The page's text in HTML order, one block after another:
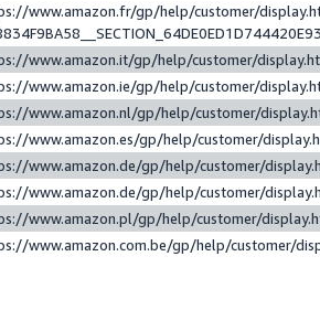
www.amazon.fr/gp/help/customer/
www.amazon.it/gp/help/customer/
www.amazon.ie/gp/help/customer/
www.amazon.nl/gp/help/customer/
www.amazon.es/gp/help/customer/
www.amazon.de/gp/help/customer/
www.amazon.de/gp/help/customer/
www.amazon.pl/gp/help/customer/
www.amazon.com.be/gp/help/customer/